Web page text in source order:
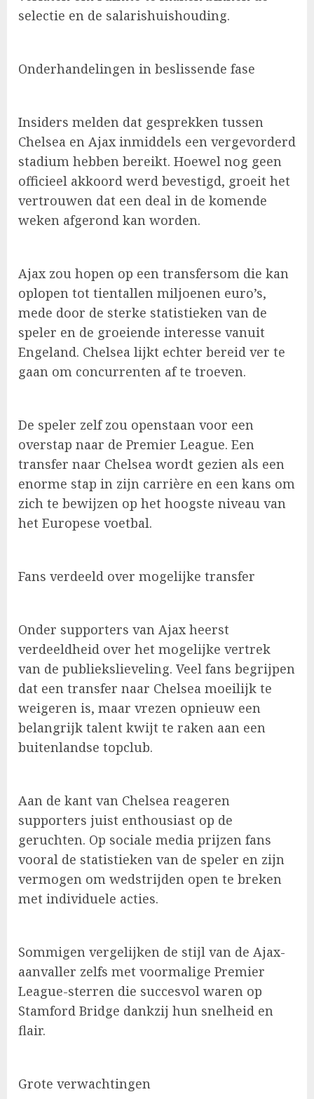
selectie en de salarishuishouding.
Onderhandelingen in beslissende fase
Insiders melden dat gesprekken tussen
Chelsea en Ajax inmiddels een vergevorderd
stadium hebben bereikt. Hoewel nog geen
officieel akkoord werd bevestigd, groeit het
vertrouwen dat een deal in de komende
weken afgerond kan worden.
Ajax zou hopen op een transfersom die kan
oplopen tot tientallen miljoenen euro’s,
mede door de sterke statistieken van de
speler en de groeiende interesse vanuit
Engeland. Chelsea lijkt echter bereid ver te
gaan om concurrenten af te troeven.
De speler zelf zou openstaan voor een
overstap naar de Premier League. Een
transfer naar Chelsea wordt gezien als een
enorme stap in zijn carrière en een kans om
zich te bewijzen op het hoogste niveau van
het Europese voetbal.
Fans verdeeld over mogelijke transfer
Onder supporters van Ajax heerst
verdeeldheid over het mogelijke vertrek
van de publiekslieveling. Veel fans begrijpen
dat een transfer naar Chelsea moeilijk te
weigeren is, maar vrezen opnieuw een
belangrijk talent kwijt te raken aan een
buitenlandse topclub.
Aan de kant van Chelsea reageren
supporters juist enthousiast op de
geruchten. Op sociale media prijzen fans
vooral de statistieken van de speler en zijn
vermogen om wedstrijden open te breken
met individuele acties.
Sommigen vergelijken de stijl van de Ajax-
aanvaller zelfs met voormalige Premier
League-sterren die succesvol waren op
Stamford Bridge dankzij hun snelheid en
flair.
Grote verwachtingen